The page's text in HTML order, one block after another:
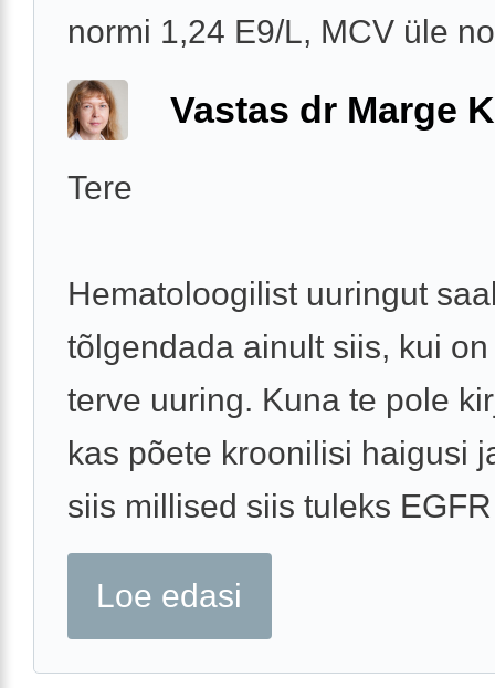
normi 1,24 E9/L, MCV üle
Vastas dr Marge
Tere
Hematoloogilist uuringut
tõlgendada ainult siis, kui
terve uuring. Kuna te pole
kas põete kroonilisi haigusi
siis millised siis tuleks
Loe edasi